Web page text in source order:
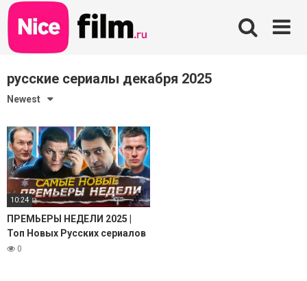
Skip
to
content
русские сериалы декабря 2025
Newest
10:24
ПРЕМЬЕРЫ НЕДЕЛИ 2025 |
Топ Новых Русских сериалов
и фильмов декабрь январь
0